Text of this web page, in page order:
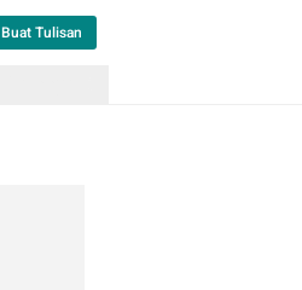
Buat Tulisan